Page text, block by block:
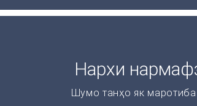
Нархи
Шумо танҳо як